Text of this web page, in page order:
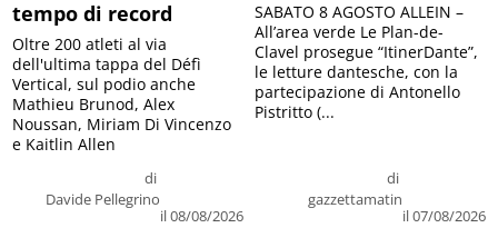
tempo di record
di
Davide Pellegrino
il 08/08/2026
Oltre 200 atleti al via
dell'ultima tappa del Défì
Vertical, sul podio anche
Mathieu Brunod, Alex
Noussan, Miriam Di Vincenzo
e Kaitlin Allen
di
gazzettamatin
il 07/08/2026
SABATO 8 AGOSTO ALLEIN –
All’area verde Le Plan-de-
Clavel prosegue “ItinerDante”,
le letture dantesche, con la
partecipazione di Antonello
Pistritto (...